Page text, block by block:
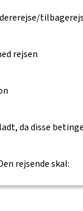
rejsen
da disse
rejsende skal: